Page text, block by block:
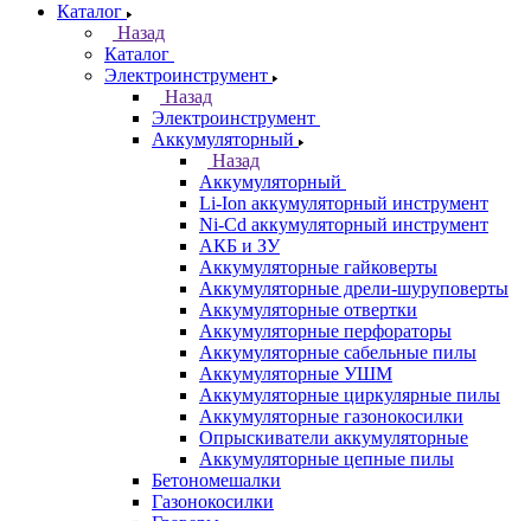
Каталог
Назад
Каталог
Электроинструмент
Назад
Электроинструмент
Аккумуляторный
Назад
Аккумуляторный
Li-Ion аккумуляторный инструмент
Ni-Cd аккумуляторный инструмент
АКБ и ЗУ
Аккумуляторные гайковерты
Аккумуляторные дрели-шуруповерты
Аккумуляторные отвертки
Аккумуляторные перфораторы
Аккумуляторные сабельные пилы
Аккумуляторные УШМ
Аккумуляторные циркулярные пилы
Аккумуляторные газонокосилки
Опрыскиватели аккумуляторные
Аккумуляторные цепные пилы
Бетономешалки
Газонокосилки